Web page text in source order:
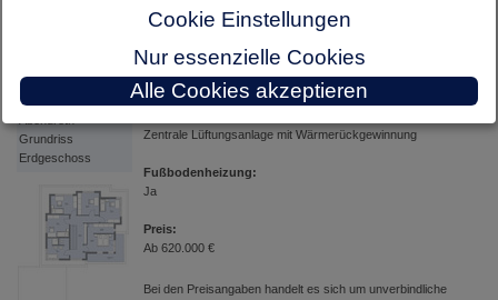
BAUMEISTER-
HAUS - Haus
Grundriss
Erdgeschoss
Flachdach
Heizung:
Gas-Brennwerttherme
Zentrale Lüftungsanlage mit Wärmerückgewinnung
Fußbodenheizung:
Ja
Preis:
Ab 620.000 €
Bei den Preisangaben handelt es sich um unverbindliche
Cookie Einstellungen
Nur essenzielle Cookies
Alle Cookies akzeptieren